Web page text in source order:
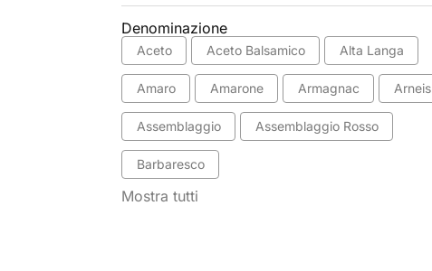
Denominazione
Aceto Aceto Balsamico Alta Langa
Amaro Amarone Armagnac Arneis
Assemblaggio Assemblaggio Rosso
Barbaresco
Mostra tutti